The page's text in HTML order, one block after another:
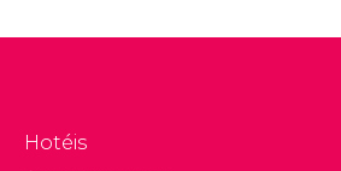
encantadora.
Hotéis